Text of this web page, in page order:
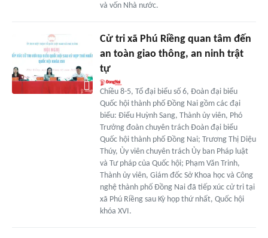
và vốn Nhà nước.
Cử tri xã Phú Riềng quan tâm đến
an toàn giao thông, an ninh trật
tự
Chiều 8-5, Tổ đại biểu số 6, Đoàn đại biểu
Quốc hội thành phố Đồng Nai gồm các đại
biểu: Điểu Huỳnh Sang, Thành ủy viên, Phó
Trưởng đoàn chuyên trách Đoàn đại biểu
Quốc hội thành phố Đồng Nai; Trương Thị Diệu
Thúy, Ủy viên chuyên trách Ủy ban Pháp luật
và Tư pháp của Quốc hội; Phạm Văn Trinh,
Thành ủy viên, Giám đốc Sở Khoa học và Công
nghệ thành phố Đồng Nai đã tiếp xúc cử tri tại
xã Phú Riềng sau Kỳ họp thứ nhất, Quốc hội
khóa XVI.